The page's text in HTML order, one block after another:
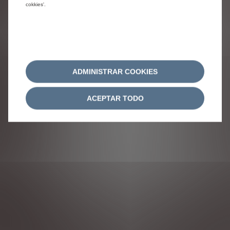
cokkies'.
ADMINISTRAR COOKIES
ACEPTAR TODO